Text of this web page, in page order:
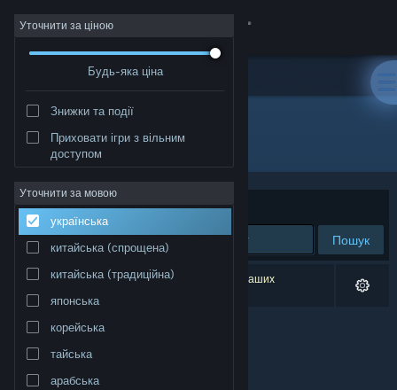
Увійти
Крамниця
Інформація
Підтримка
Змінити мову
Переглянути повну версію
Уточнити за ціною
Будь-яка ціна
Знижки та події
Приховати ігри з вільним
доступом
Уточнити за мовою
українська
китайська (спрощена)
китайська (традиційна)
японська
корейська
тайська
арабська
Розробник: NIRVANA
Упорядкувати за доречністю
Пошук
Результатів вашого пошуку: 0. Відповідно до ваших
уподобань було виключено 1 найменування.